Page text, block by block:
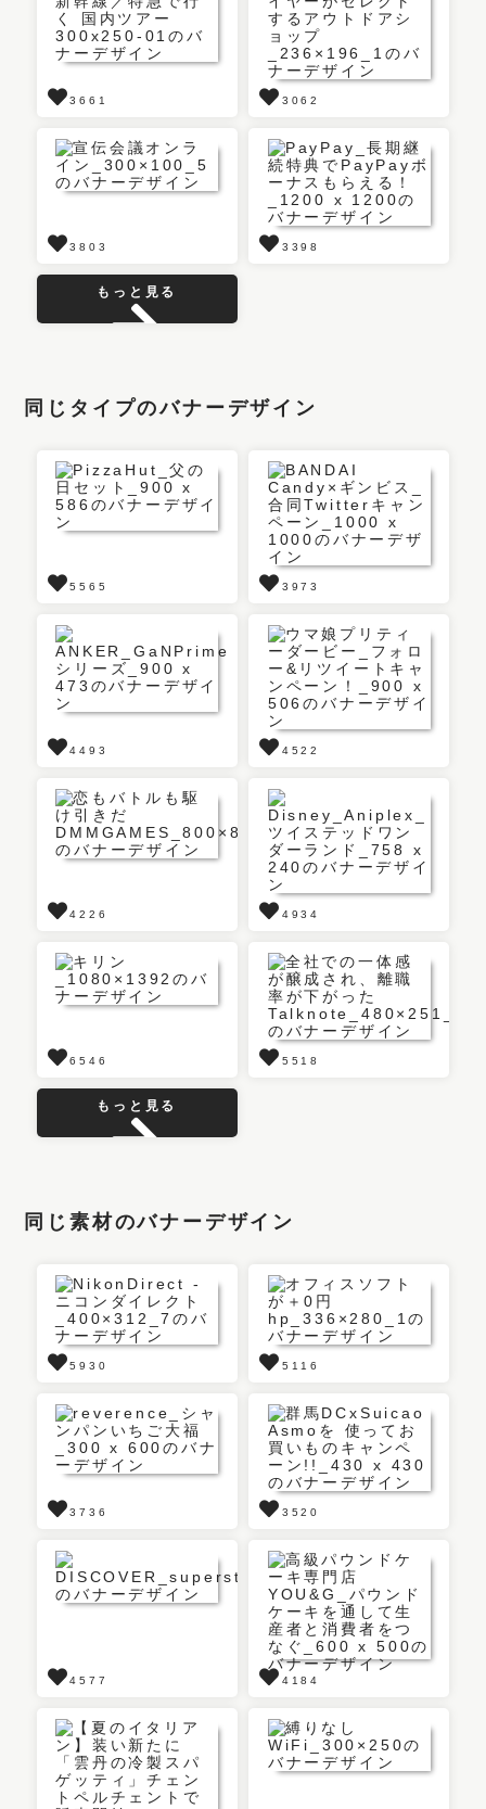
3661 3062
3803 3398
もっと見る
同じタイプのバナーデザイン
5565 3973
4493 4522
4226 4934
6546 5518
もっと見る
同じ素材のバナーデザイン
5930 5116
3736 3520
4577 4184